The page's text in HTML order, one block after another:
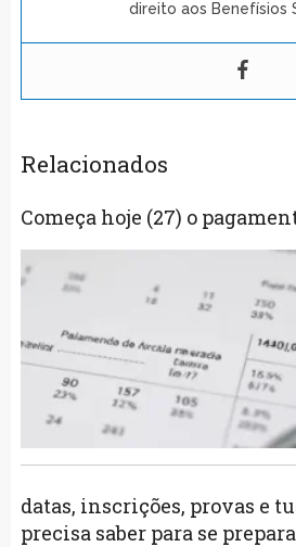
direito aos Benefísios
Relacionados
Começa hoje (27) o
datas, inscrições, provas e
precisa saber para se